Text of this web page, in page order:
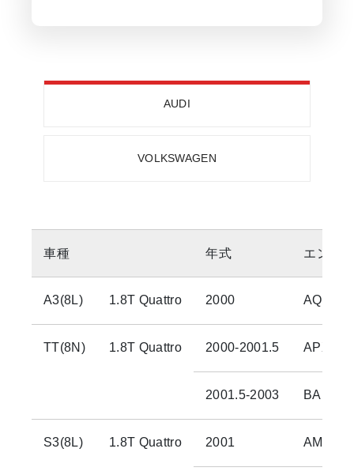
AUDI
VOLKSWAGEN
車種 年式 エンジ
A3(8L) 1.8T Quattro 2000 AQA
TT(8N) 1.8T Quattro 2000-2001.5 APX/
2001.5-2003 BAM
S3(8L) 1.8T Quattro 2001 AMK